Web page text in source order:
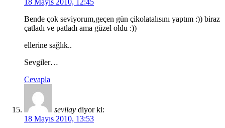
Bende çok seviyorum,geçen gün çikolatalısını yaptım :)) biraz
çatladı ve patladı ama güzel oldu :))
ellerine sağlık..
Sevgiler…
Cevapla
sevilay diyor ki:
18 Mayıs 2010, 13:53